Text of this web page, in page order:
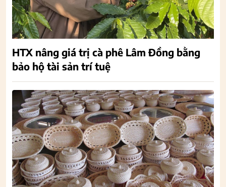
HTX nâng giá trị cà phê Lâm Đồng bằng
bảo hộ tài sản trí tuệ